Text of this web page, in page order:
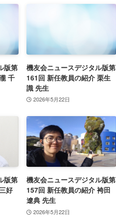
版第
千
機友会ニュースデジタル版第
161回 新任教員の紹介 栗生
識 先生
2026年5月22日
版第
好
機友会ニュースデジタル版第
157回 新任教員の紹介 袴田
遼典 先生
2026年5月22日